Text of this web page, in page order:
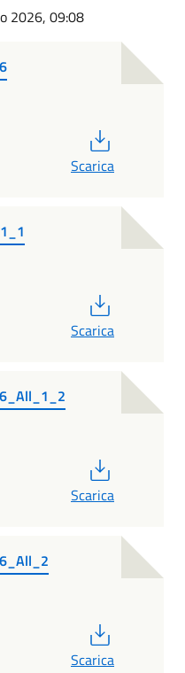
2026, 09:08
Scarica
Scarica
Scarica
Scarica